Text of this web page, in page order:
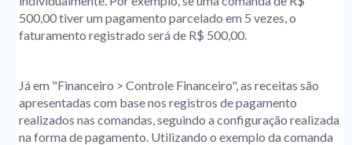
500,00 tiver um pagamento parcelado em 5 vezes, o
faturamento registrado será de R$ 500,00.
Já em "Financeiro > Controle Financeiro", as receitas são
apresentadas com base nos registros de pagamento
realizados nas comandas, seguindo a configuração realizada
na forma de pagamento. Utilizando o exemplo da comanda